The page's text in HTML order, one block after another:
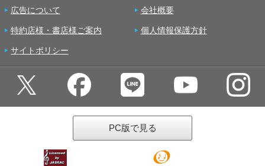
広告について 会社概要
特約店様・書店様ご案内 個人情報保護方針
サイトポリシー
PC版で見る